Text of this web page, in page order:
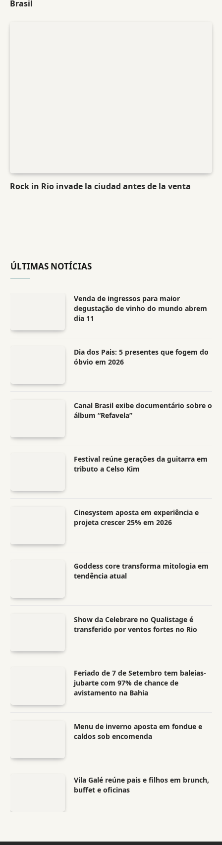
Brasil
Rock in Rio invade la ciudad antes de la venta
ÚLTIMAS NOTÍCIAS
Venda de ingressos para maior
degustação de vinho do mundo abrem
dia 11
Dia dos Pais: 5 presentes que fogem do
óbvio em 2026
Canal Brasil exibe documentário sobre o
álbum “Refavela”
Festival reúne gerações da guitarra em
tributo a Celso Kim
Cinesystem aposta em experiência e
projeta crescer 25% em 2026
Goddess core transforma mitologia em
tendência atual
Show da Celebrare no Qualistage é
transferido por ventos fortes no Rio
Feriado de 7 de Setembro tem baleias-
jubarte com 97% de chance de
avistamento na Bahia
Menu de inverno aposta em fondue e
caldos sob encomenda
Vila Galé reúne pais e filhos em brunch,
buffet e oficinas